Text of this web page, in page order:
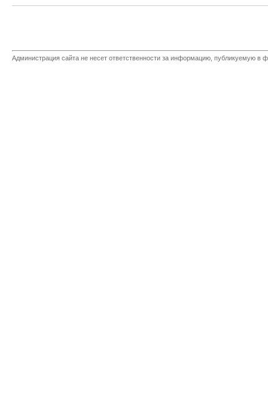
Администрация сайта не несет ответственности за информацию, публикуемую